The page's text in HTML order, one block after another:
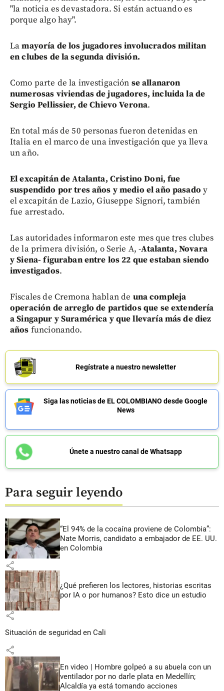
"la noticia es devastadora. Si están actuando es
porque algo hay".
Lamayoría de los jugadores involucrados militan
en clubes de la segunda división.
Como parte de la investigación se allanaron
numerosas viviendas de jugadores, incluida la de
Sergio Pellissier, de Chievo Verona.
En total más de 50 personas fueron detenidas en
Italia en el marco de una investigación que ya lleva
un año.
El excapitán de Atalanta, Cristino Doni, fue
suspendido por tres años y medio el año pasado y
el excapitán de Lazio, Giuseppe Signori, también
fue arrestado.
Las autoridades informaron este mes que tres clubes
de la primera división, o Serie A, -Atalanta, Novara
y Siena- figuraban entre los 22 que estaban siendo
investigados.
Fiscales de Cremona hablan de una compleja
operación de arreglo de partidos que se extendería
a Singapur y Suramérica y que llevaría más de diez
años funcionando.
Regístrate a nuestro newsletter
Siga las noticias de EL COLOMBIANO desde Google
News
Únete a nuestro canal de Whatsapp
Para seguir leyendo
“El 94% de la cocaína proviene de Colombia”:
Nate Morris, candidato a embajador de EE. UU.
en Colombia
share
¿Qué prefieren los lectores, historias escritas
por IA o por humanos? Esto dice un estudio
share
Situación de seguridad en Cali
share
En video | Hombre golpeó a su abuela con un
ventilador por no darle plata en Medellín;
Alcaldía ya está tomando acciones